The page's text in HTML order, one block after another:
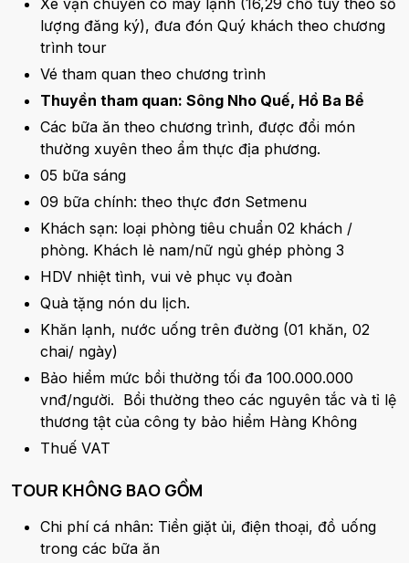
Xe vận chuyển có máy lạnh (16,29 chỗ tùy theo số
lượng đăng ký), đưa đón Quý khách theo chương
trình tour
Vé tham quan theo chương trình
Thuyền tham quan: Sông Nho Quế, Hồ Ba Bể
Các bữa ăn theo chương trình, được đổi món
thường xuyên theo ẩm thực địa phương.
05 bữa sáng
09 bữa chính: theo thực đơn Setmenu
Khách sạn: loại phòng tiêu chuẩn 02 khách /
phòng. Khách lẻ nam/nữ ngủ ghép phòng 3
HDV nhiệt tình, vui vẻ phục vụ đoàn
Quà tặng nón du lịch.
Khăn lạnh, nước uống trên đường (01 khăn, 02
chai/ ngày)
Bảo hiểm mức bồi thường tối đa 100.000.000
vnđ/người. Bồi thường theo các nguyên tắc và tỉ lệ
thương tật của công ty bảo hiểm Hàng Không
Thuế VAT
TOUR KHÔNG BAO GỒM
Chi phí cá nhân: Tiền giặt ủi, điện thoại, đồ uống
trong các bữa ăn